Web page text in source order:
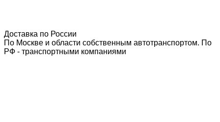
Доставка по России
По Москве и области собственным автотранспортом. По
РФ - транспортными компаниями